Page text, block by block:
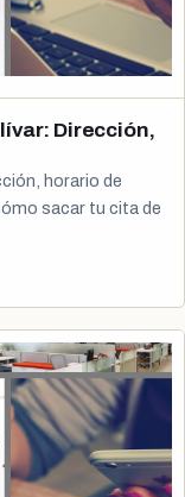
Dirección,
horario de
sacar tu cita de